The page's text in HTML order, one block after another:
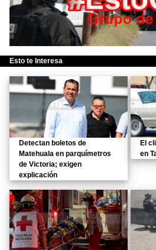
Esto te Interesa
Detectan boletos de
Matehuala en parquímetros
de Victoria; exigen
explicación
El
en